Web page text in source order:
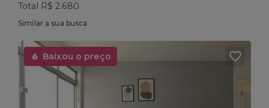
Total R$ 2.680
Similar a sua busca
Baixou o preço